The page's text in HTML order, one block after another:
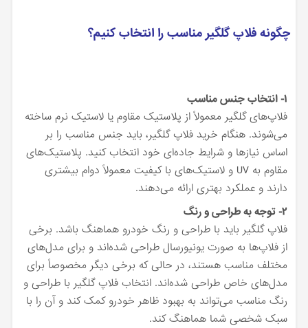
چگونه فلاپ گلگیر مناسب را انتخاب کنیم؟
۱- انتخاب جنس مناسب
فلاپ‌های گلگیر معمولاً از پلاستیک مقاوم یا لاستیک نرم ساخته
می‌شوند. هنگام خرید فلاپ گلگیر، باید جنس مناسب را بر
اساس نیازها و شرایط جاده‌ای خود انتخاب کنید. پلاستیک‌های
مقاوم به UV و لاستیک‌های با کیفیت معمولاً دوام بیشتری
دارند و عملکرد بهتری ارائه می‌دهند.
۲- توجه به طراحی و رنگ
فلاپ گلگیر باید با طراحی و رنگ خودرو هماهنگ باشد. برخی
از فلاپ‌ها به صورت یونیورسال طراحی شده‌اند و برای مدل‌های
مختلف مناسب هستند، در حالی که برخی دیگر مخصوصاً برای
مدل‌های خاص طراحی شده‌اند. انتخاب فلاپ گلگیر با طراحی و
رنگ مناسب می‌تواند به بهبود ظاهر خودرو کمک کند و آن را با
سبک شخصی شما هماهنگ کند.